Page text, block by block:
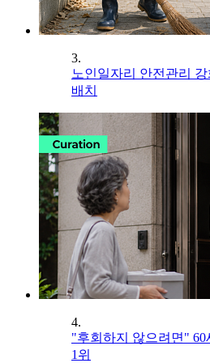
3.
노인일자리 안전관리
배치
4.
"후회하지 않으려면"
1위